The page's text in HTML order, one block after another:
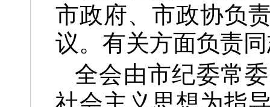
市政府、市政协负
议。有关方面负责
全会由市纪委常